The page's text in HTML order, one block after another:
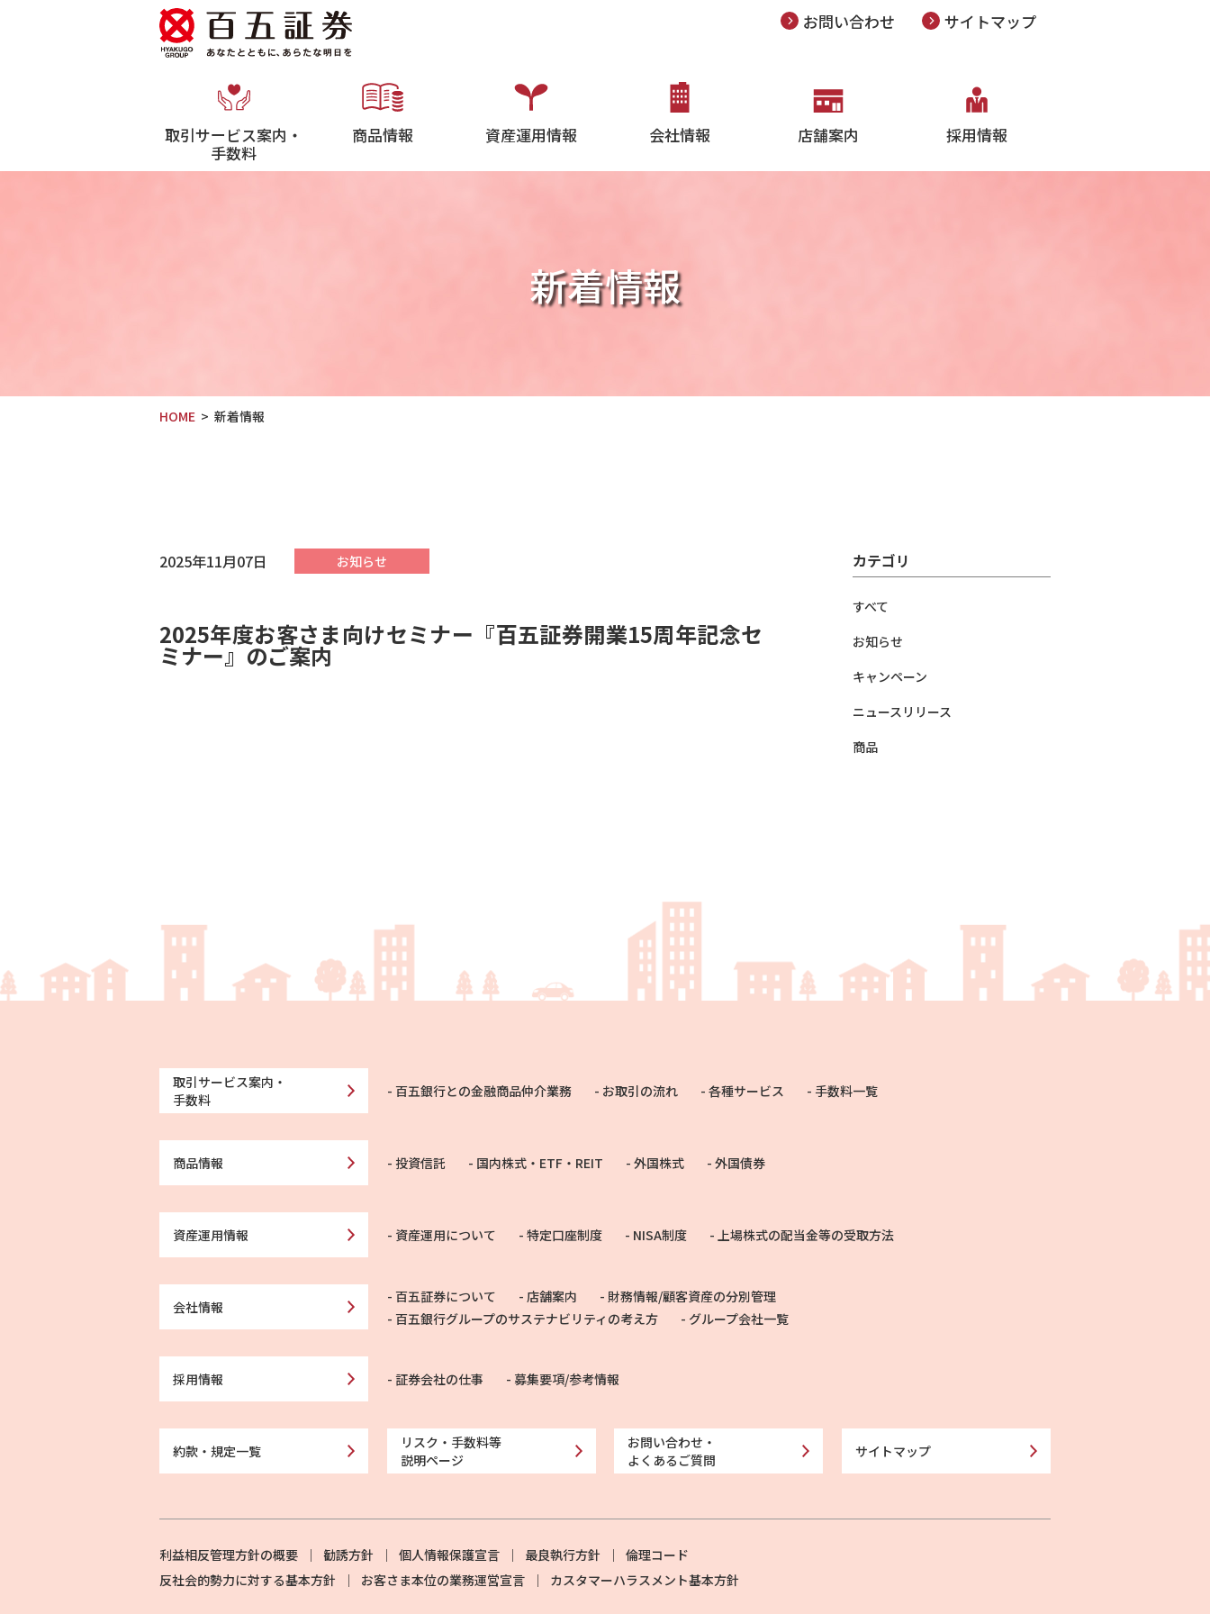
取引サービス案内・
手数料
商品情報 資産運用情報 会社情報 店舗案内 採用情報
お問い合わせ サイトマップ
新着情報
HOME 新着情報
2025年11月07日 お知らせ
2025年度お客さま向けセミナー『百五証券開業15周年記念セ
ミナー』のご案内
カテゴリ
すべて
お知らせ
キャンペーン
ニュースリリース
商品
取引サービス案内・
手数料
百五銀行との金融商品仲介業務 お取引の流れ 各種サービス 手数料一覧
商品情報 投資信託 国内株式・ETF・REIT 外国株式 外国債券
資産運用情報 資産運用について 特定口座制度 NISA制度 上場株式の配当金等の受取方法
会社情報
百五証券について 店舗案内
財務情報/顧客資産の分別管理
百五銀行グループのサステナビリティの考え方
グループ会社一覧
採用情報 証券会社の仕事 募集要項/参考情報
約款・規定一覧
リスク・手数料等
説明ページ
お問い合わせ・
よくあるご質問
サイトマップ
利益相反管理方針の概要 勧誘方針 個人情報保護宣言 最良執行方針
倫理コード
反社会的勢力に対する基本方針
お客さま本位の業務運営宣言 カスタマーハラスメント基本方針